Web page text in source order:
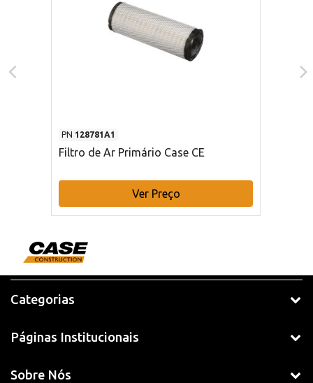
PN 128781A1
Filtro de Ar Primário Case CE
Ver Preço
Categorias
Páginas Institucionais
Sobre Nós